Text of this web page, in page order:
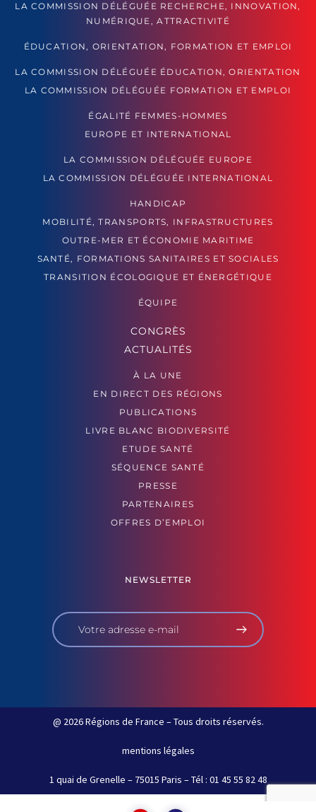
LA COMMISSION DÉLÉGUÉE RECHERCHE, INNOVATION,
NUMÉRIQUE, ATTRACTIVITÉ
ÉDUCATION, ORIENTATION, FORMATION ET EMPLOI
LA COMMISSION DÉLÉGUÉE ÉDUCATION, ORIENTATION
LA COMMISSION DÉLÉGUÉE FORMATION ET EMPLOI
ÉGALITÉ FEMMES-HOMMES
EUROPE ET INTERNATIONAL
LA COMMISSION DÉLÉGUÉE EUROPE
LA COMMISSION DÉLÉGUÉE INTERNATIONAL
HANDICAP
MOBILITÉ, TRANSPORTS, INFRASTRUCTURES
OUTRE-MER ET ÉCONOMIE MARITIME
SANTÉ, FORMATIONS SANITAIRES ET SOCIALES
TRANSITION ÉCOLOGIQUE ET ÉNERGÉTIQUE
ÉQUIPE
CONGRÈS
ACTUALITÉS
À LA UNE
EN DIRECT DES RÉGIONS
PUBLICATIONS
LIVRE BLANC BIODIVERSITÉ
ETUDE SANTÉ
SÉQUENCE SANTÉ
PRESSE
PARTENAIRES
OFFRES D’EMPLOI
NEWSLETTER
@ 2026 Régions de France – Tous droits réservés.
mentions légales
1 quai de Grenelle – 75015 Paris – Tél : 01 45 55 82 48